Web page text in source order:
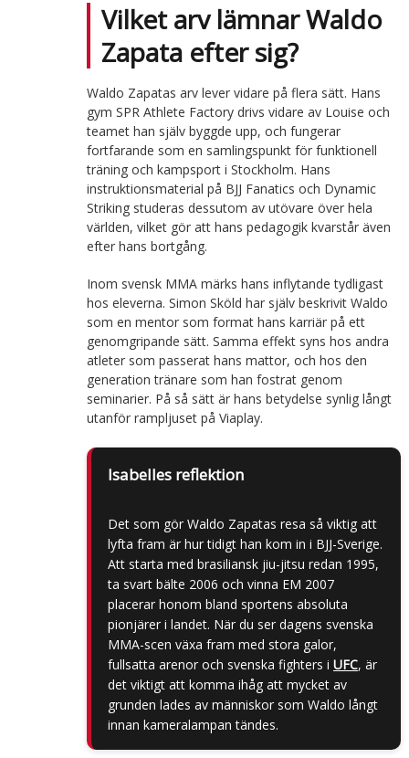
Vilket arv lämnar Waldo
Zapata efter sig?
Waldo Zapatas arv lever vidare på flera sätt. Hans
gym SPR Athlete Factory drivs vidare av Louise och
teamet han själv byggde upp, och fungerar
fortfarande som en samlingspunkt för funktionell
träning och kampsport i Stockholm. Hans
instruktionsmaterial på BJJ Fanatics och Dynamic
Striking studeras dessutom av utövare över hela
världen, vilket gör att hans pedagogik kvarstår även
efter hans bortgång.
Inom svensk MMA märks hans inflytande tydligast
hos eleverna. Simon Sköld har själv beskrivit Waldo
som en mentor som format hans karriär på ett
genomgripande sätt. Samma effekt syns hos andra
atleter som passerat hans mattor, och hos den
generation tränare som han fostrat genom
seminarier. På så sätt är hans betydelse synlig långt
utanför rampljuset på Viaplay.
Isabelles reflektion
Det som gör Waldo Zapatas resa så viktig att
lyfta fram är hur tidigt han kom in i BJJ-Sverige.
Att starta med brasiliansk jiu-jitsu redan 1995,
ta svart bälte 2006 och vinna EM 2007
placerar honom bland sportens absoluta
pionjärer i landet. När du ser dagens svenska
MMA-scen växa fram med stora galor,
fullsatta arenor och svenska fighters i UFC, är
det viktigt att komma ihåg att mycket av
grunden lades av människor som Waldo långt
innan kameralampan tändes.